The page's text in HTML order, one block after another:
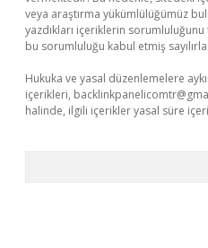
veya araştırma yükümlülüğümüz
yazdıkları içeriklerin
bu sorumluluğu kabul etmiş
Hukuka ve yasal düzenlemelere
içerikleri,
halinde, ilgili içerikler yasal süre